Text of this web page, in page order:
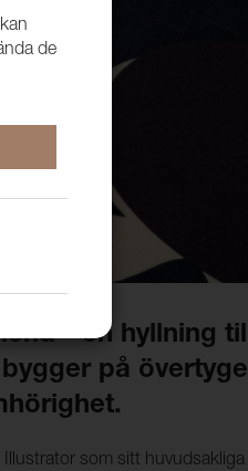
- en hyllning
på
som sitt
de